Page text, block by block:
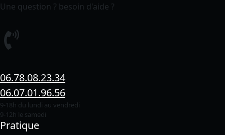
Une question ? besoin d'aide ?
06.78.08.23.34
06.07.01.96.56
9-18h du lundi au vendredi
9-12h le samedi
Pratique